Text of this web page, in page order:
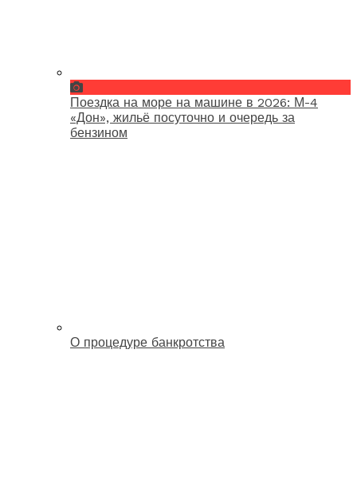
Поездка на море на машине в 2026: М-4
«Дон», жильё посуточно и очередь за
бензином
О процедуре банкротства